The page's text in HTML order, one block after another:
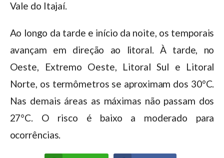
Vale do Itajaí.
Ao longo da tarde e início da noite, os temporais
avançam em direção ao litoral. À tarde, no
Oeste, Extremo Oeste, Litoral Sul e Litoral
Norte, os termômetros se aproximam dos 30°C.
Nas demais áreas as máximas não passam dos
27°C. O risco é baixo a moderado para
ocorrências.